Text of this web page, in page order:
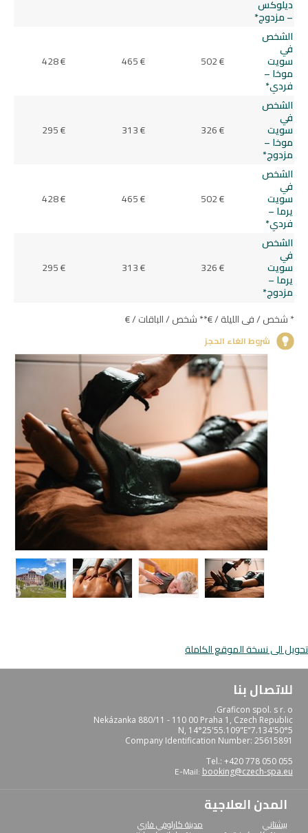
ديلوكس
– مزدوج*
الشخص
في
سويت
موخا –
فردي*
502 €
465 €
428 €
الشخص
في
سويت
موخا –
مزدوج*
326 €
313 €
295 €
الشخص
في
سويت
يرما –
فردي*
502 €
465 €
428 €
الشخص
في
سويت
يرما –
مزدوج*
326 €
313 €
295 €
* شخص / في الليلة / €** شخص / الباقات / €
شروط الغاء الحجز
تحويل الى نسخة الموقع الكاملة
للاتصال بنا
Graficon spol. s r. o.
Nekázanka 880/11 - 110 00 Praha 1, Czech Republic
50°5'7.134"N, 14°25'55.109"E
Company Identification Number: 25615891
Tel.: +420 778 050 055
E-Mail:booking@czech-spa.eu
المدن العلاجية
بيشتاني مدينة كارلوفي فاري